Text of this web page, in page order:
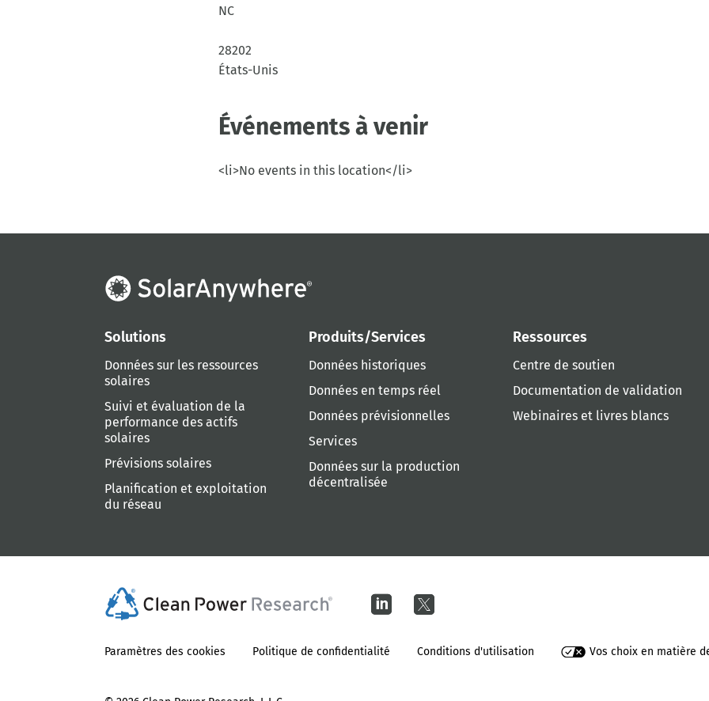
NC
28202
États-Unis
Événements à venir
<li>No events in this location</li>
Solutions
Données sur les ressources
solaires
Suivi et évaluation de la
performance des actifs
solaires
Prévisions solaires
Planification et exploitation
du réseau
Produits/Services
Données historiques
Données en temps réel
Données prévisionnelles
Services
Données sur la production
décentralisée
Ressources
Centre de soutien
Documentation de validation
Webinaires et livres blancs
Paramètres des cookies Politique de confidentialité Conditions d'utilisation Vos choix en matière